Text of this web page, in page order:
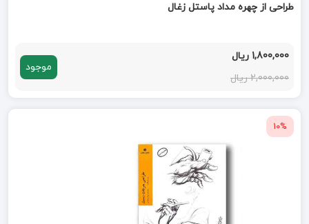
طراحی از چهره مداد پاستل زغال
1,800,000 ریال
2,000,000 ریال
موجود
10%